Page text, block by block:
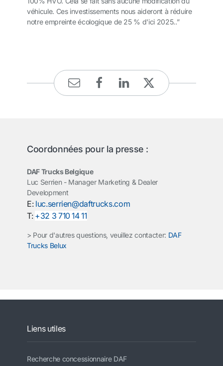
véhicule. Ces investissements nous aideront à réduire
notre empreinte écologique de 25 % d'ici 2025..”
Coordonnées pour la presse :
DAF Trucks Belgique
Luc Serrien - Manager Marketing & Dealer
Development
E: luc.serrien@daftrucks.com
T: +32 3 710 14 11
> Pour d'autres questions, veuillez contacter: DAF
Trucks Belux
Liens utiles
Recherche concessionnaire DAF